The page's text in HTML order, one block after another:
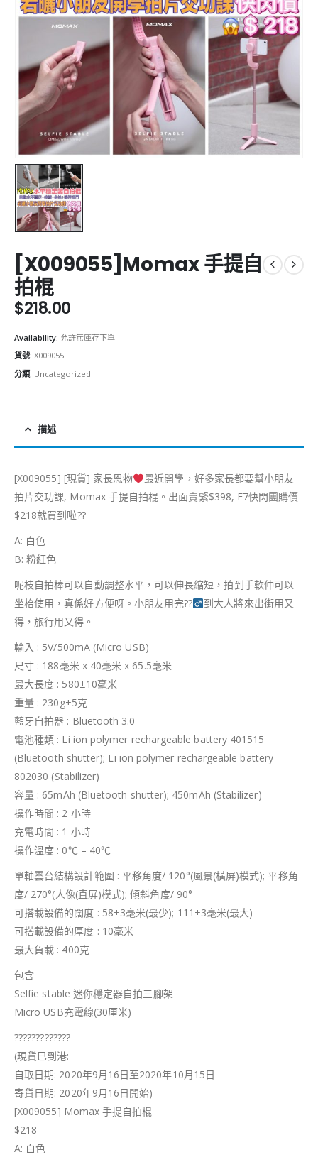
[X009055]Momax 手提自
拍棍
$218.00
Availability: 允許無庫存下單
貨號: X009055
分類: Uncategorized
描述
[X009055] [現貨] 家長恩物
最近開學，好多家長都要幫小朋友
拍片交功課, Momax 手提自拍棍。出面賣緊$398, E7快閃團購價
$218就買到啦??
A: 白色
B: 粉紅色
呢枝自拍棒可以自動調整水平，可以伸長縮短，拍到手軟仲可以
坐枱使用，真係好方便呀。小朋友用完??‍
到大人將來出街用又
得，旅行用又得。
輸入 : 5V/500mA (Micro USB)
尺寸 : 188毫米 x 40毫米 x 65.5毫米
最大長度 : 580±10毫米
重量 : 230g±5克
藍牙自拍器 : Bluetooth 3.0
電池種類 : Li ion polymer rechargeable battery 401515
(Bluetooth shutter); Li ion polymer rechargeable battery
802030 (Stabilizer)
容量 : 65mAh (Bluetooth shutter); 450mAh (Stabilizer)
操作時間 : 2 小時
充電時間 : 1 小時
操作溫度 : 0℃ – 40℃
單軸雲台結構設計範圍 : 平移角度/ 120°(風景(橫屏)模式); 平移角
度/ 270°(人像(直屏)模式); 傾斜角度/ 90°
可搭載設備的闊度 : 58±3毫米(最少); 111±3毫米(最大)
可搭載設備的厚度 : 10毫米
最大負載 : 400克
包含
Selfie stable 迷你穩定器自拍三腳架
Micro USB充電線(30厘米)
?????????????
(現貨巳到港:
自取日期: 2020年9月16日至2020年10月15日
寄貨日期: 2020年9月16日開始)
[X009055] Momax 手提自拍棍
$218
A: 白色